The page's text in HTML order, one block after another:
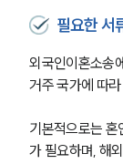
필요한 서
외국인이혼소송
거주 국가에 따
기본적으로는 혼
가 필요하며, 해